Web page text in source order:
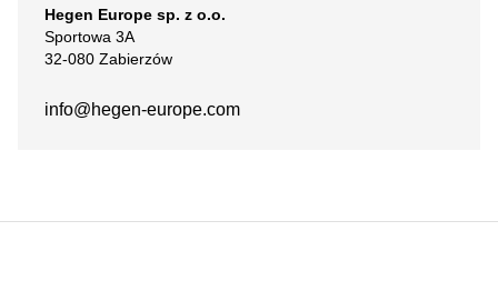
Hegen Europe sp. z o.o.
Sportowa 3A
32-080 Zabierzów
info@hegen-europe.com